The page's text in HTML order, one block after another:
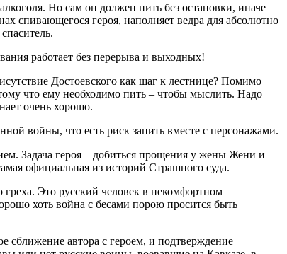
Но сам он должен пить без остановки, иначе
спивающегося героя, наполняет ведра для абсолютно
работает без перерыва и выходных!
Достоевского как шаг к лестнице? Помимо
что ему необходимо пить – чтобы мыслить. Надо
очень хорошо.
войны, что есть риск запить вместе с персонажами.
Задача героя – добиться прощения у жены Жени и
официальная из историй Страшного суда.
Это русский человек в некомфортном
хоть война с бесами порою просится быть
сближение автора с героем, и подтверждение